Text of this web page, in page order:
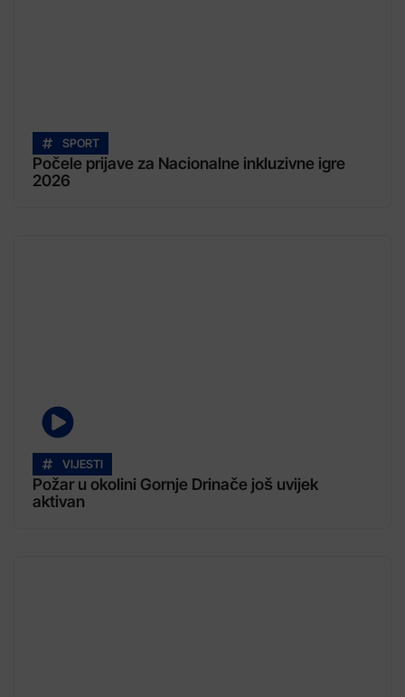
SPORT
Počele prijave za Nacionalne inkluzivne igre
2026
VIJESTI
Požar u okolini Gornje Drinače još uvijek
aktivan